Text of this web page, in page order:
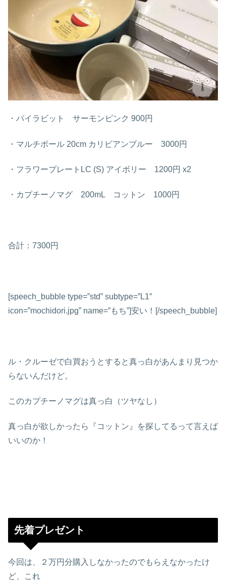
・パイラビット サーモンピンク 900円
・マルチボール 20cm カリビアンブルー 3000円
・フラワープレートLC (S) アイボリー 1200円 x2
・カプチーノマグ 200mL コットン 1000円
合計：7300円
[speech_bubble type=”std” subtype=”L1″
icon=”mochidori.jpg” name=”もち”]安い！[/speech_bubble]
ル・クルーゼで白買おうとすると真っ白があんまり見つか
らないんだけど。
このカプチーノマグは真っ白（ツヤなし）
真っ白が欲しかったら『コットン』を探してるって言えば
いいのか！
先着プレゼント
今回は、２万円分購入しなかったのでもらえなかったけ
ど、これ